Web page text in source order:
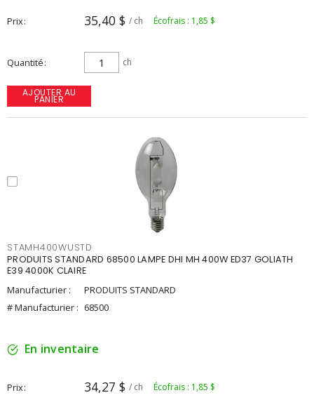
Prix 35,40 $ / ch Écofrais : 1,85 $
Quantité ch
AJOUTER AU
PANIER
STAMH400WUSTD
PRODUITS STANDARD 68500 LAMPE DHI MH 400W ED37 GOLIATH
E39 4000K CLAIRE
Manufacturier :
PRODUITS STANDARD
# Manufacturier : 68500
En inventaire
Prix 34,27 $ / ch Écofrais : 1,85 $